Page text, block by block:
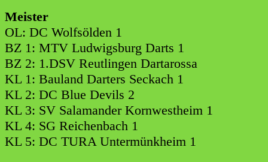
Meister
OL: DC Wolfsölden 1
BZ 1: MTV Ludwigsburg Darts 1
BZ 2: 1.DSV Reutlingen Dartarossa
KL 1: Bauland Darters Seckach 1
KL 2: DC Blue Devils 2
KL 3: SV Salamander Kornwestheim 1
KL 4: SG Reichenbach 1
KL 5: DC TURA Untermünkheim 1